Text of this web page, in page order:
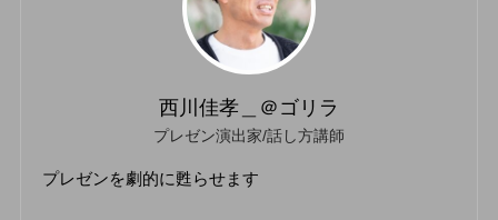
西川佳孝＿＠ゴリラ
プレゼン演出家/話し方講師
プレゼンを劇的に甦らせます